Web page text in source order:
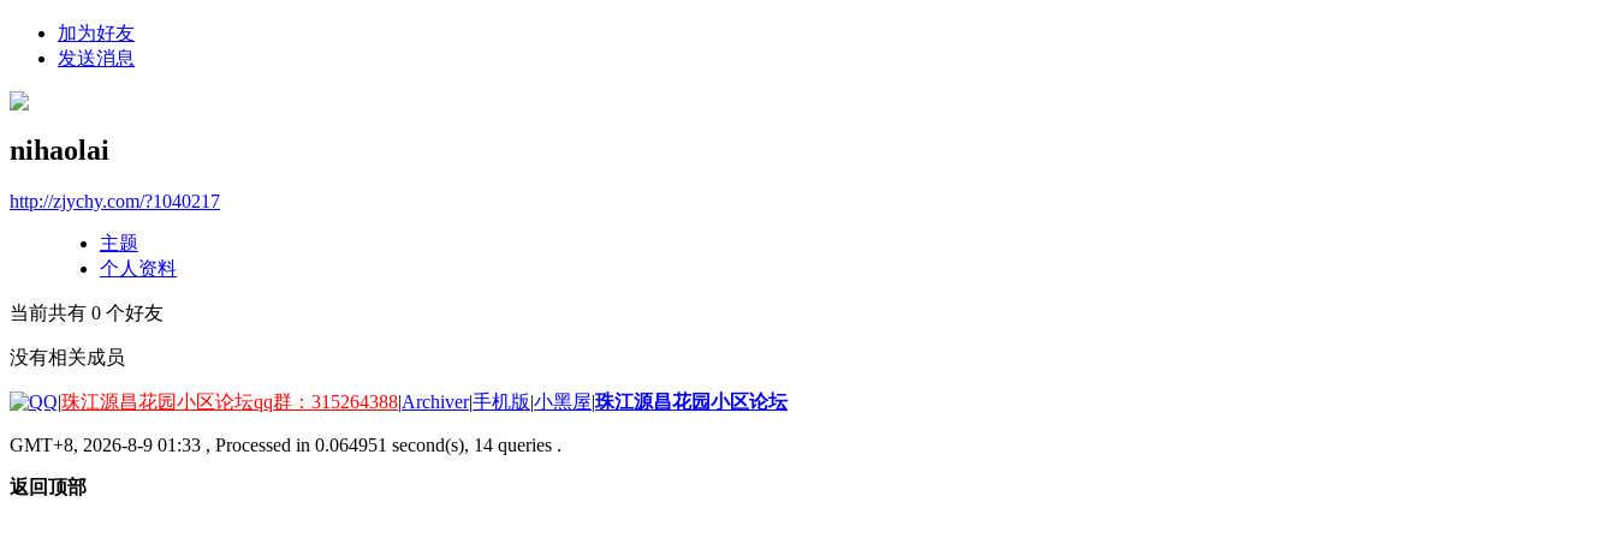
加为好友
发送消息
nihaolai
http://zjychy.com/?1040217
主题
个人资料
当前共有 0 个好友
没有相关成员
|珠江源昌花园小区论坛qq群：315264388|Archiver|手机版|小黑屋|珠江源昌花园小区论坛
GMT+8, 2026-8-9 01:33 , Processed in 0.064951 second(s), 14 queries .
返回顶部